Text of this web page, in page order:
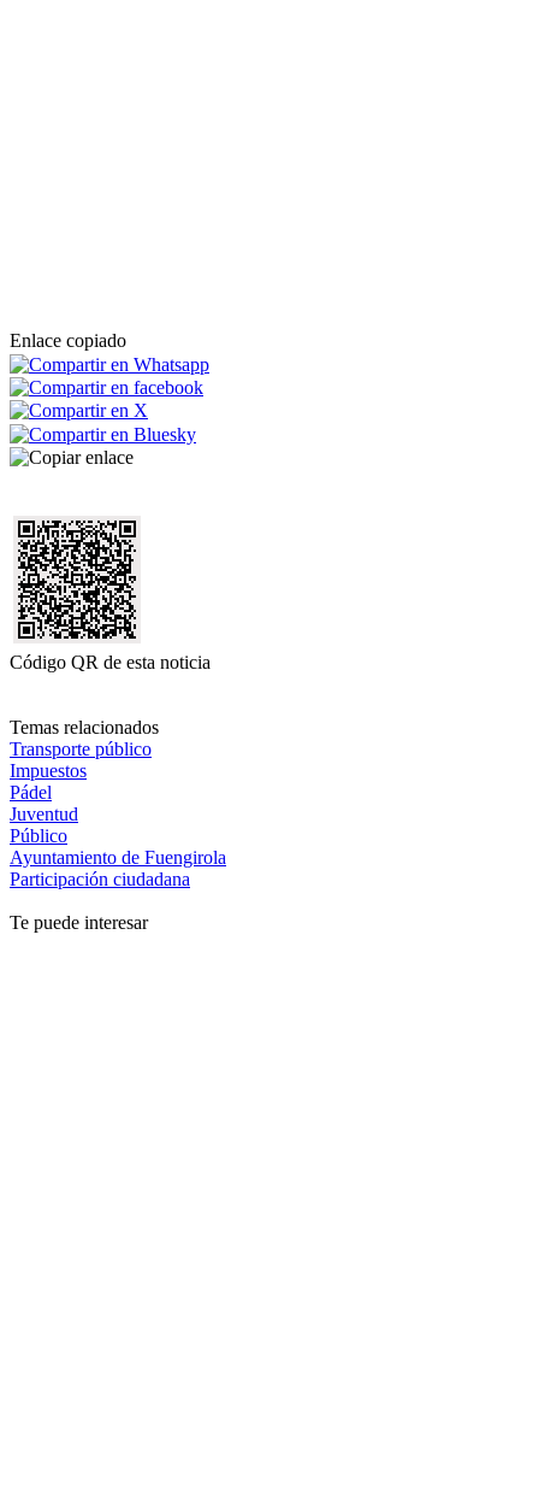
Enlace copiado
Código QR de esta noticia
Temas relacionados
Transporte público
Impuestos
Pádel
Juventud
Público
Ayuntamiento de Fuengirola
Participación ciudadana
Te puede interesar